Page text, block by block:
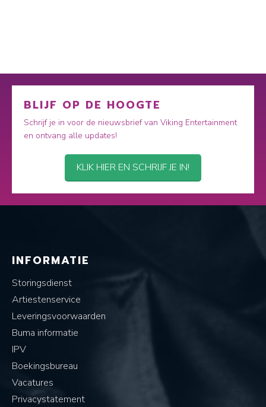
BLIJF OP DE HOOGTE
Schrijf je in voor de nieuwsbrief van Viking Entertainment
en ontvang alle updates!
KLIK HIER EN SCHRIJF JE IN!
INFORMATIE
Storingsdienst
Artiestenservice
Leveringsvoorwaarden
Buma informatie
IPV
Boekingsbureau
Vacatures
Privacystatement